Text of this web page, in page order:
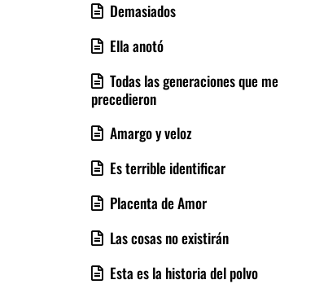
Demasiados
Ella anotó
Todas las generaciones que me
precedieron
Amargo y veloz
Es terrible identificar
Placenta de Amor
Las cosas no existirán
Esta es la historia del polvo